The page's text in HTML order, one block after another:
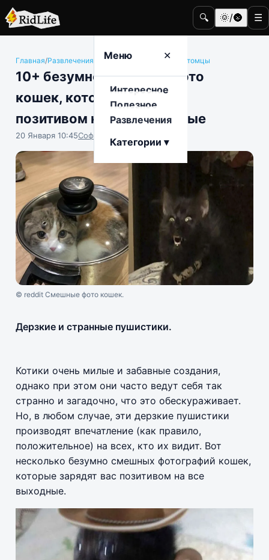
🔍 🌞/🌚 ☰
Меню ✕
Интересное
Полезное
Развлечения
Категории ▾
Главная/Развлечения Животные и домашние питомцы
10+ безумно смешных фото
кошек, которые зарядят
позитивом на все выходные
20 Января 10:45София Насыпова
© reddit Смешные фото кошек.
Дерзкие и странные пушистики.
Котики очень милые и забавные создания,
однако при этом они часто ведут себя так
странно и загадочно, что это обескураживает.
Но, в любом случае, эти дерзкие пушистики
производят впечатление (как правило,
положительное) на всех, кто их видит. Вот
несколько безумно смешных фотографий кошек,
которые зарядят вас позитивом на все
выходные.